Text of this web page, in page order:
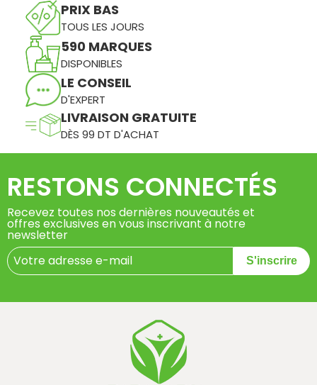
PRIX BAS
TOUS LES JOURS
590 MARQUES
DISPONIBLES
LE CONSEIL
D'EXPERT
LIVRAISON GRATUITE
DÈS 99 DT D'ACHAT
RESTONS CONNECTÉS
Recevez toutes nos dernières nouveautés et
offres exclusives en vous inscrivant à notre
newsletter
S'inscrire